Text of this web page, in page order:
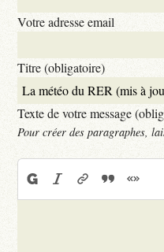
Votre adresse email
Titre (obligatoire)
Texte de votre message
Pour créer des paragraphes,